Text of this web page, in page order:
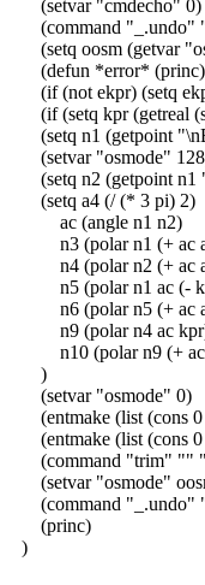
(setvar "cmdecho" 0)
(command "_.undo"
(setq oosm (getvar
(defun *error* (princ)
(if (not ekpr) (setq
(if (setq kpr (getreal
(setq n1 (getpoint
(setvar "osmode"
(setq n2 (getpoint n1
(setq a4 (/ (* 3 pi) 2)
ac (angle n1 n2)
n3 (polar n1 (+ ac
n4 (polar n2 (+ ac
n5 (polar n1 ac (-
n6 (polar n5 (+ ac
n9 (polar n4 ac
n10 (polar n9 (+ ac
)
(setvar "osmode" 0)
(entmake (list (cons
(entmake (list (cons
(command "trim" ""
(setvar "osmode"
(command "_.undo"
(princ)
)